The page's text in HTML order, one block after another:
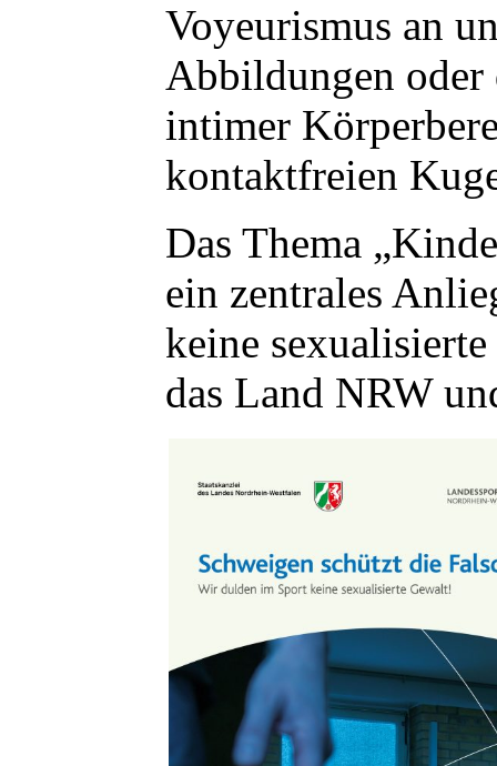
Voyeurismus an
Abbildungen oder
intimer
kontaktfreien
Das Thema
ein zentrales
keine
das Land NRW